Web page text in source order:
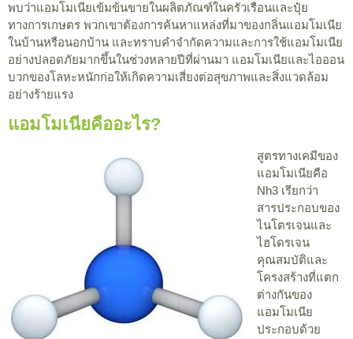
พบว่าแอมโมเนียเข้มข้นขายในผลิตภัณฑ์ในครัวเรือนและปุ๋ย
ทางการเกษตร พวกเขาต้องการค้นหาแหล่งที่มาของกลิ่นแอมโมเนีย
ในบ้านหรือนอกบ้าน และทราบคำจำกัดความและการใช้แอมโมเนีย
อย่างปลอดภัยมากขึ้นในช่วงหลายปีที่ผ่านมา แอมโมเนียและไอออน
บวกของโลหะหนักก่อให้เกิดความเสี่ยงต่อสุขภาพและสิ่งแวดล้อม
อย่างร้ายแรง
แอมโมเนียคืออะไร?
สูตรทางเคมีของ
แอมโมเนียคือ
Nh3 เรียกว่า
สารประกอบของ
ไนโตรเจนและ
ไฮโดรเจน
คุณสมบัติและ
โครงสร้างที่แตก
ต่างกันของ
แอมโมเนีย
ประกอบด้วย